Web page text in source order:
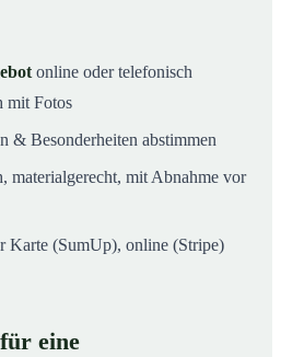
online oder telefonisch
mit Fotos
& Besonderheiten abstimmen
materialgerecht, mit Abnahme vor
Karte (SumUp), online (Stripe)
eine